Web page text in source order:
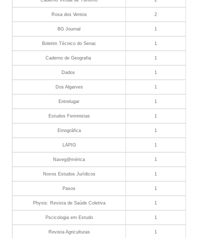
Rosa dos Ventos 2
BG Journal 1
Boletim Técnico do Senac 1
Caderno de Geografia 1
Dados 1
Dos Algarves 1
Entrelugar 1
Estudos Feministas 1
Etnográfica 1
LAPIG 1
Naveg@mérica 1
Novos Estudos Jurídicos 1
Pasos 1
Physis: Revista de Saúde Coletiva 1
Pscicologia em Estudo 1
Revista Agriculturas 1